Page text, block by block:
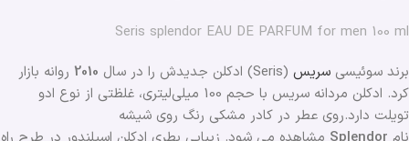
Seris splendor EAU DE PARFUM for men 100 ml
برند سوئیسی سریس (Seris) ادکلن جدیدش را در سال 2010 روانه بازار
کرد. ادکلن مردانه سریس با حجم 100 میلی‌لیتری، غلظتی از نوع ادو
تویلت دارد.روی عطر در کادر مشکی رنگ روی شیشه